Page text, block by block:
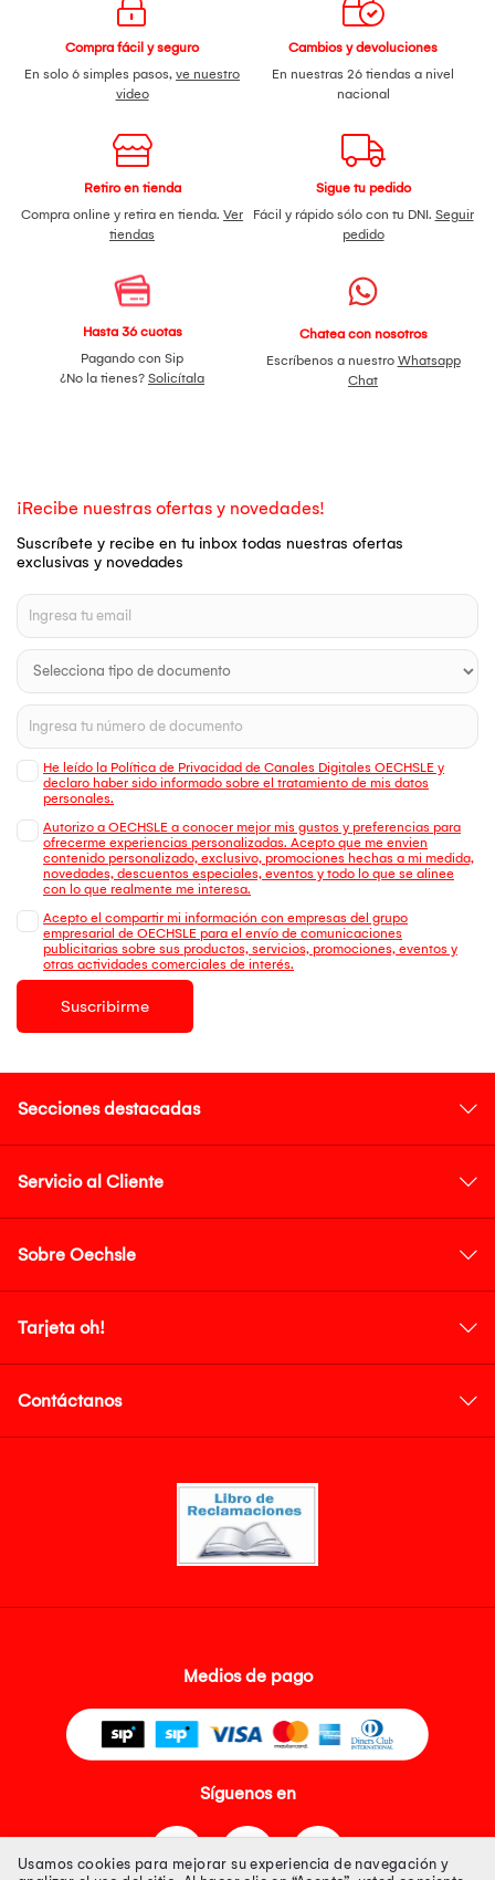
Compra fácil y seguro
En solo 6 simples pasos, ve nuestro
video
Cambios y devoluciones
En nuestras 26 tiendas a nivel
nacional
Retiro en tienda
Compra online y retira en tienda. Ver
tiendas
Sigue tu pedido
Fácil y rápido sólo con tu DNI. Seguir
pedido
Hasta 36 cuotas
Pagando con Sip
¿No la tienes? Solicítala
Chatea con nosotros
Escríbenos a nuestro Whatsapp
Chat
¡Recibe nuestras ofertas y novedades!
Suscríbete y recibe en tu inbox todas nuestras ofertas
exclusivas y novedades
He leído la Política de Privacidad de Canales Digitales OECHSLE y
declaro haber sido informado sobre el tratamiento de mis datos
personales.
Autorizo a OECHSLE a conocer mejor mis gustos y preferencias para
ofrecerme experiencias personalizadas. Acepto que me envien
contenido personalizado, exclusivo, promociones hechas a mi medida,
novedades, descuentos especiales, eventos y todo lo que se alinee
con lo que realmente me interesa.
Acepto el compartir mi información con empresas del grupo
empresarial de OECHSLE para el envío de comunicaciones
publicitarias sobre sus productos, servicios, promociones, eventos y
otras actividades comerciales de interés.
Suscribirme
Secciones destacadas
Servicio al Cliente
Sobre Oechsle
Tarjeta oh!
Contáctanos
Medios de pago
Síguenos en
Usamos cookies para mejorar su experiencia de navegación y